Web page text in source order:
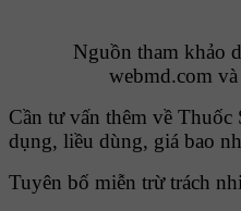
Nguồn tham khảo
webmd.com và
Cần tư vấn thêm về
dụng, liều dùng, giá bao
Tuyên bố miễn trừ trách